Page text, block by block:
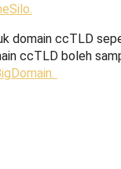
domain ccTLD
ccTLD boleh